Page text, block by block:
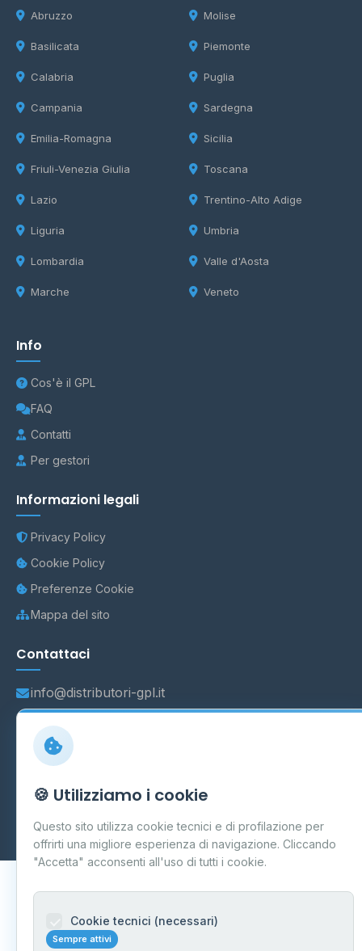
Abruzzo
Basilicata
Calabria
Campania
Emilia-Romagna
Friuli-Venezia Giulia
Lazio
Liguria
Lombardia
Marche
Molise
Piemonte
Puglia
Sardegna
Sicilia
Toscana
Trentino-Alto Adige
Umbria
Valle d'Aosta
Veneto
Info
Cos'è il GPL
FAQ
Contatti
Per gestori
Informazioni legali
Privacy Policy
Cookie Policy
Preferenze Cookie
Mappa del sito
Contattaci
info@distributori-gpl.it
Carpi P.IVA 03859300364
Dati forniti da Ministero delle Imprese e del Made in Italy
Aggiornamento quotidiano
🍪 Utilizziamo i cookie
Questo sito utilizza cookie tecnici e di profilazione per
offrirti una migliore esperienza di navigazione. Cliccando
"Accetta" acconsenti all'uso di tutti i cookie.
Cookie tecnici (necessari)
Sempre attivi